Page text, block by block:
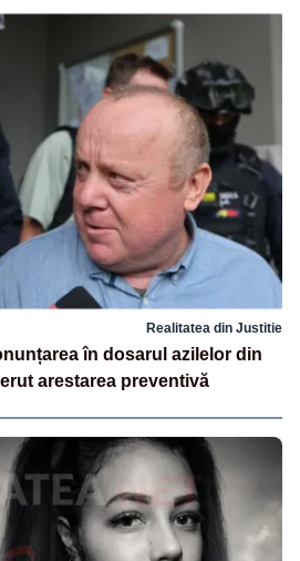
Realitatea din Justitie
în dosarul azilelor din
arestarea preventivă